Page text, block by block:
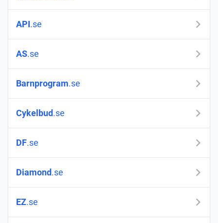
API.se
AS.se
Barnprogram.se
Cykelbud.se
DF.se
Diamond.se
EZ.se